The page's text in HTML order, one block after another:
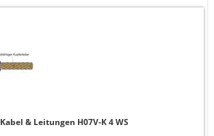
Kabel & Leitungen H07V-K 4 WS